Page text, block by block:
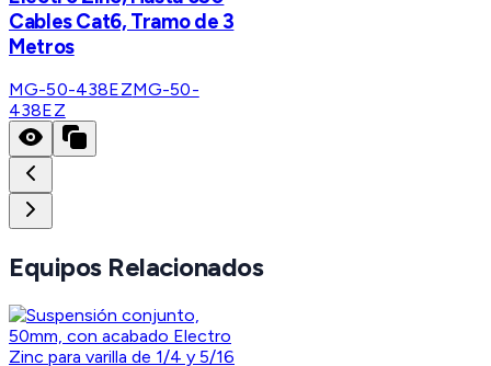
Cables Cat6, Tramo de 3
Metros
MG-50-438EZMG-50-
438EZ
Equipos Relacionados